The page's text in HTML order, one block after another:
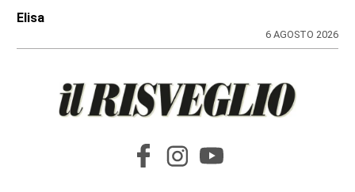
Elisa
6 AGOSTO 2026